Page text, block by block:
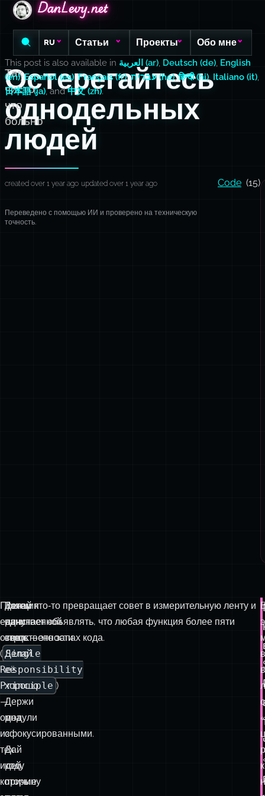
DanLevy.net
DanLevy.net
DanLevy.net
RU Статьи Проекты Обо мне
Остерегайтесь
однодельных
людей
Так
чисто,
что
больно
This post is also available in العربية (ar), Deutsch (de), English
(en),Español (es),Français (fr), עברית (he),हिन्दी (hi), Italiano (it),
日本語 (ja), and中文 (zh).
created over 1 year ago updated over 1 year ago Code (15)
Переведено с помощью ИИ и проверено на техническую
точность.
Принцип
единственной
ответственности
( Single
Responsibility
Principle
—
Делай
одну
вещь.
Делай
её
хорошо.
Держи
Затем кто‑то превращает совет в измерительную ленту и
начинает объявлять, что любая функция более пяти
строк — это запах кода.
с